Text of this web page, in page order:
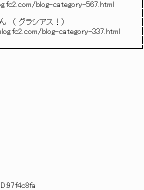
category-567.html ┃
グラシアス！） ┃
category-337.html ┃